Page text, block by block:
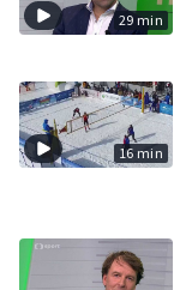
29 min
16 min